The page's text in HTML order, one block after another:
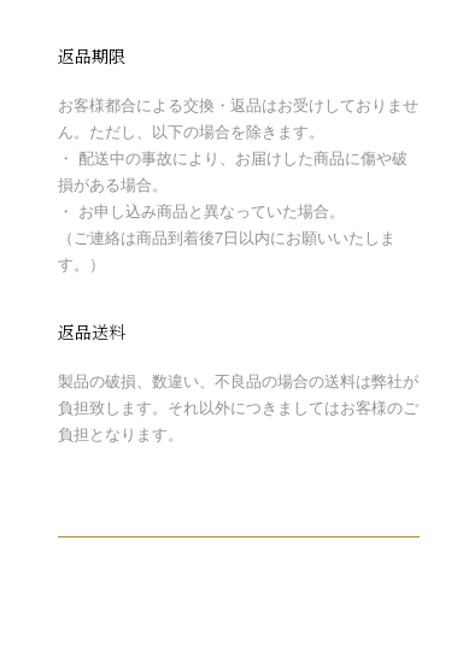
返品期限
お客様都合による交換・返品はお受けしておりませ
ん。ただし、以下の場合を除きます。
・ 配送中の事故により、お届けした商品に傷や破
損がある場合。
・ お申し込み商品と異なっていた場合。
（ご連絡は商品到着後7日以内にお願いいたしま
す。）
返品送料
製品の破損、数違い、不良品の場合の送料は弊社が
負担致します。それ以外につきましてはお客様のご
負担となります。